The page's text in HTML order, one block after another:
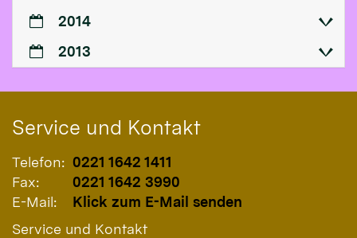
2014
2013
Service und Kontakt
Telefon: 0221 1642 1411
Fax:
0221 1642 3990
E-Mail:
Klick zum E-Mail senden
Service und Kontakt